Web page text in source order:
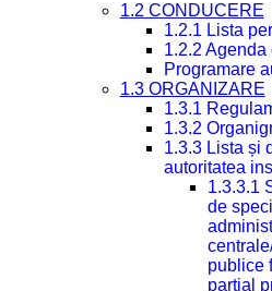
1.2 CONDUCERE
1.2.1 Lista
1.2.2
Programare
1.3 ORGANIZARE
1.3.1
1.3.2
1.3.3 Lista și
autoritatea
1.3.3.1
de
publice
parțial